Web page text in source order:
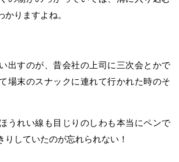
りますよね。
出すのが、昔会社の上司に三次会とかで
場末のスナックに連れて行かれた時のそ
うれい線も目じりのしわも本当にペンで
りしていたのが忘れられない！